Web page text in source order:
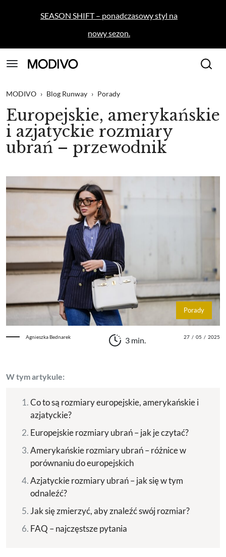
SEASON SHIFT – ponadczasowy styl na
nowy sezon.
MODIVO › Blog Runway › Porady
Europejskie, amerykańskie
i azjatyckie rozmiary
ubrań – przewodnik
Porady
Agnieszka Bednarek 3 min. 27 / 05 / 2025
W tym artykule:
Co to są rozmiary europejskie, amerykańskie i
azjatyckie?
Europejskie rozmiary ubrań – jak je czytać?
Amerykańskie rozmiary ubrań – różnice w
porównaniu do europejskich
Azjatyckie rozmiary ubrań – jak się w tym
odnaleźć?
Jak się zmierzyć, aby znaleźć swój rozmiar?
FAQ – najczęstsze pytania